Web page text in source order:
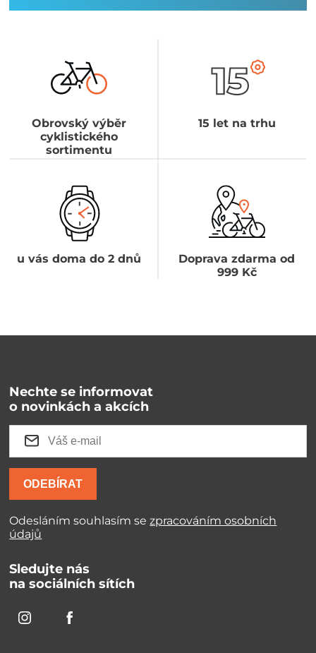
Obrovský výběr
cyklistického
sortimentu
15 let na trhu
u vás doma do 2 dnů
Doprava zdarma od
999 Kč
Nechte se informovat
o novinkách a akcích
ODEBÍRAT
Odesláním souhlasím sezpracováním osobních
údajů
Sledujte nás
na sociálních sítích